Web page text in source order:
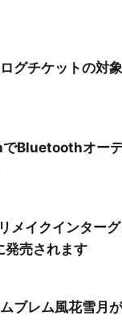
グチケットの対
Bluetoothオーデ
メイクインター
売されます
ブレム風花雪月